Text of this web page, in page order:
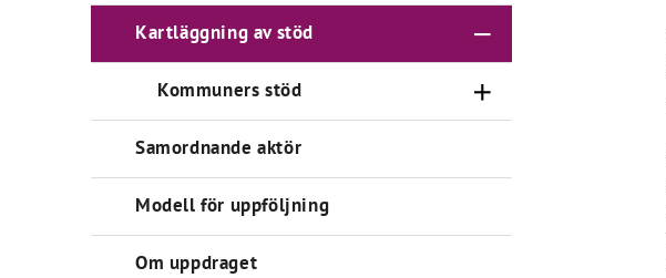
Kartläggning av stöd
Kommuners stöd
Samordnande aktör
Modell för uppföljning
Om uppdraget